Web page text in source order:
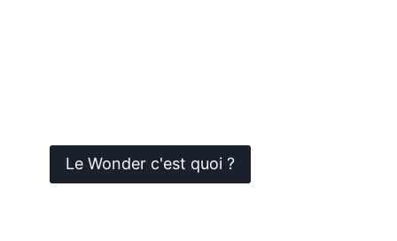
Le Wonder c'est quoi ?